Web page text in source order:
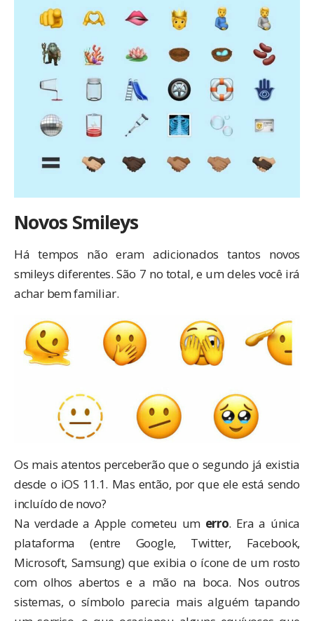
Novos Smileys
Há tempos não eram adicionados tantos novos
smileys diferentes. São 7 no total, e um deles você irá
achar bem familiar.
Os mais atentos perceberão que o segundo já existia
desde o iOS 11.1. Mas então, por que ele está sendo
incluído de novo?
Na verdade a Apple cometeu um erro. Era a única
plataforma (entre Google, Twitter, Facebook,
Microsoft, Samsung) que exibia o ícone de um rosto
com olhos abertos e a mão na boca. Nos outros
sistemas, o símbolo parecia mais alguém tapando